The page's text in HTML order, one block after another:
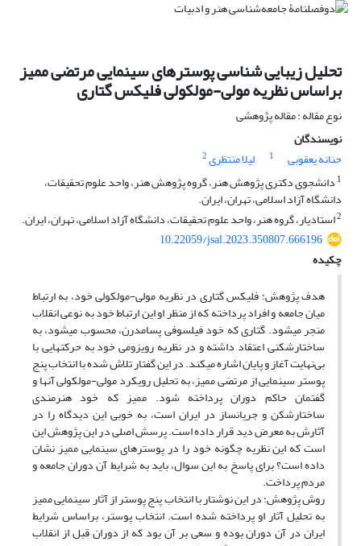
تحلیل زیبایی ‌شناسی پوسترهای سینمایی مرتضی ممیز
براساس نظریه مولی-مولکولی فلیکس گتاری
نوع مقاله : مقاله پژوهشی
نویسندگان
حنانه یعقوبی
1 لیلا منتظری2
1 دانشجوی دکتری پژوهش هنر، گروه پژوهش هنر، واحد علوم تحقیقات،
دانشگاه آزاد اسلامی، تهران، ایران.
2استادیار، گروه هنر، واحد علوم تحقیقات، دانشگاه آزاد اسلامی، تهران، ایران.
10.22059/jsal.2023.350807.666196
چکیده
هدف پژوهش: فلیکس گتاری در نظریه مولی-مولکولی خود، به ارتباط
میان جامعه و افراد پرداخته که از منظر او این ارتباط خود به نوعی انقلاب
منجر می­شود. گتاری که خود فیلسوفی پسامدرن، محسوب می­شود، به
ساختارشکنی اعتقاد داشته و در نظریه رویزومی خود به حرکت­هایی با
بی‌نهایت آغاز و پایان اشاره می­کند. در این گفتار تلاش شده با انتخاب پنج
پوستر سینمایی از مرتضی ممیز، به تحلیل رویکرد مولی-مولکولی آن­ها و
گفتمان حاکم دوران پرداخته ­شود. ممیز که خود هنرمندی
ساختارشکن و جریان­ساز در ایران است، به خوبی این دیدگاه را در
آثارش به معرض دید قرار داده ­است. پرسش اصلی در این پژوهش این
است که این نظریه چگونه خود را در پوسترهای سینمایی ممیز نشان
داده ­است؟ برای پاسخ به این سوال، باید به شرایط آن دوران جامعه و
مردم پرداخت.
روش پژوهش: در این نوشتار با انتخاب پنج پوستر از آثار سینمایی ممیز
به تحلیل آثار او پرداخته شده ­است. انتخاب پوستر، براساس شرایط
ایران در آن دوران بوده و سعی بر آن بود که از دوران قبل از انقلاب